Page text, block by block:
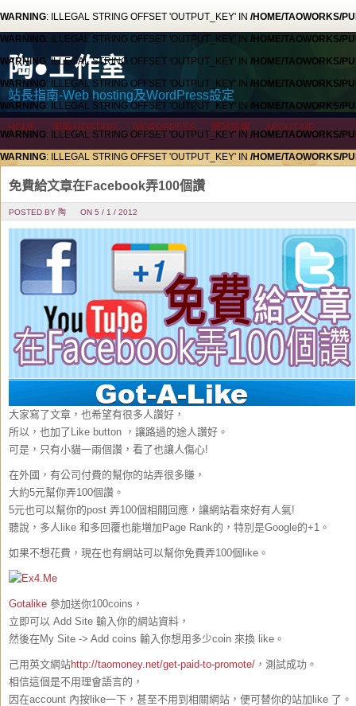
WARNING: ILLEGAL STRING OFFSET 'OUTPUT_KEY' IN /HOME/TAOWORKS/
WARNING: ILLEGAL STRING OFFSET 'OUTPUT_KEY' IN /HOME/TAOWORKS/
WARNING: ILLEGAL STRING OFFSET 'OUTPUT_KEY' IN /HOME/TAOWORKS/
WARNING: ILLEGAL STRING OFFSET 'OUTPUT_KEY' IN /HOME/TAOWORKS/
WARNING: ILLEGAL STRING OFFSET 'OUTPUT_KEY' IN /HOME/TAOWORKS/
HOME
美國 HOSTING WORDPRESS 網站宣傳 ABOUT ME
陶●工作室
站長指南-Web hosting及WordPress設定
WARNING: ILLEGAL STRING OFFSET 'OUTPUT_KEY' IN /HOME/TAOWORKS/
WARNING: ILLEGAL STRING OFFSET 'OUTPUT_KEY' IN /HOME/TAOWORKS/
WARNING: ILLEGAL STRING OFFSET 'OUTPUT_KEY' IN
WARNING: ILLEGAL STRING OFFSET 'OUTPUT_KEY' IN/HOME/TAOWORKS/
WARNING: ILLEGAL STRING OFFSET 'OUTPUT_KEY' IN/HOME/TAOWORKS/
HOME
美國 HOSTING WORDPRESS ABOUT ME
免費給文章在Facebook弄100個讚
POSTED BY 陶 ON 5 / 1 / 2012
大家寫了文章，也希望有很多人讚好，
所以，也加了Like button ，讓路過的途人讚好。
可是，只有小貓一兩個讚，看了也讓人傷心!
在外國，有公司付費的幫你的站弄很多賺，
大約5元幫你弄100個讚。
5元也可以幫你的post 弄100個相關回應，讓網站看來好有人氣!
聽說，多人like 和多回覆也能増加Page Rank的，特別是Google的+1。
如果不想花費，現在也有網站可以幫你免費弄100個like。
Gotalike 參加送你100coins，
立即可以 Add Site 輸入你的網站資料，
然後在My Site -> Add coins 輸入你想用多少coin 來換 like。
己用英文網站http://taomoney.net/get-paid-to-promote/ ，測試成功。
相信這個是不用理會語言的，
因在account 內按like一下，甚至不用到相關網站，便可替你的站加like 了。